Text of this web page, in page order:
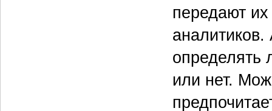
передают их
аналитиков.
определять
или нет.